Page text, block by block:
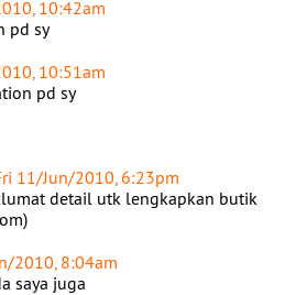
10:42am
pd sy
10:51am
pd sy
11/Jun/2010, 6:23pm
detail utk lengkapkan butik
2010, 8:04am
saya juga